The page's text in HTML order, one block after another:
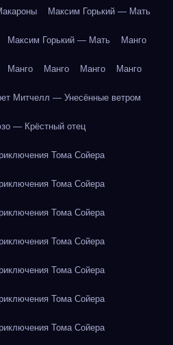
Максим Горький — Мать
Максим Горький — Мать Манго
Манго Манго Манго Манго
Митчелл — Унесённые ветром
— Крёстный отец
Тома Сойера
Тома Сойера
Тома Сойера
Тома Сойера
Тома Сойера
Тома Сойера
Тома Сойера